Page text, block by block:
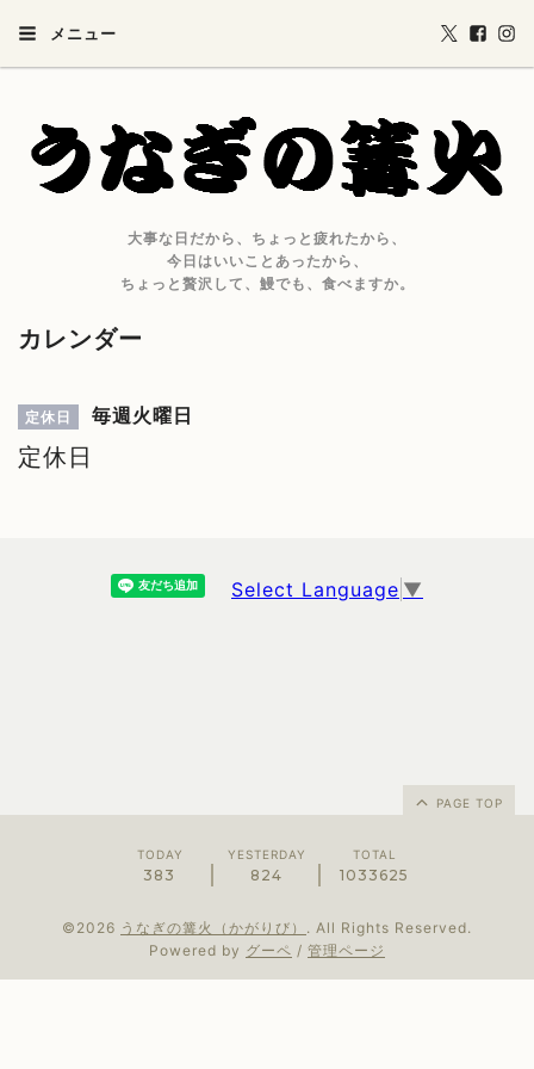
メニュー
大事な日だから、ちょっと疲れたから、
今日はいいことあったから、
ちょっと贅沢して、鰻でも、食べますか。
カレンダー
定休日 毎週火曜日
定休日
Select Language ▼
PAGE TOP
TODAY
383
YESTERDAY
824
TOTAL
1033625
©2026 うなぎの篝火（かがりび） . All Rights Reserved.
Powered by グーペ / 管理ページ